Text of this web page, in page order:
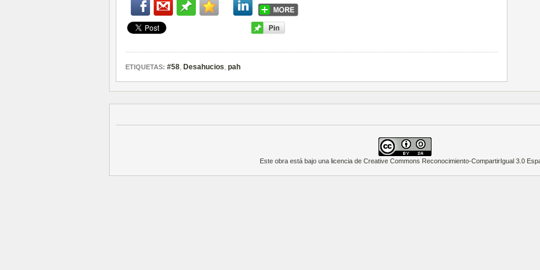
ETIQUETAS: #58, Desahucios, pah
Este obra está bajo una licencia de Creative Commons Reconocimiento-CompartirIgual 3.0